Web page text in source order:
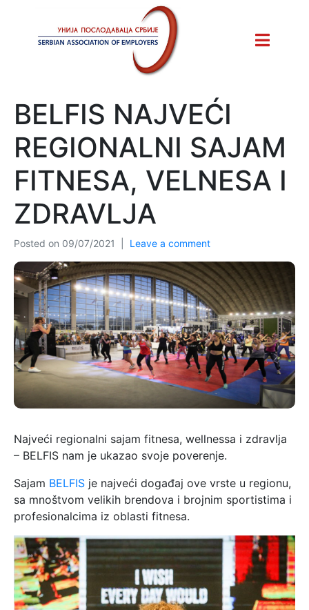
BELFIS NAJVEĆI
REGIONALNI SAJAM
FITNESA, VELNESA I
ZDRAVLJA
Posted on 09/07/2021 Leave a comment
Najveći regionalni sajam fitnesa, wellnessa i zdravlja
– BELFIS nam je ukazao svoje poverenje.
Sajam BELFIS je najveći događaj ove vrste u regionu,
sa mnoštvom velikih brendova i brojnim sportistima i
profesionalcima iz oblasti fitnesa.